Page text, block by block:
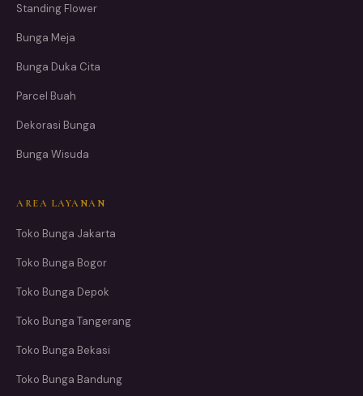
Standing Flower
Bunga Meja
Bunga Duka Cita
Parcel Buah
Dekorasi Bunga
Bunga Wisuda
AREA LAYANAN
Toko Bunga Jakarta
Toko Bunga Bogor
Toko Bunga Depok
Toko Bunga Tangerang
Toko Bunga Bekasi
Toko Bunga Bandung